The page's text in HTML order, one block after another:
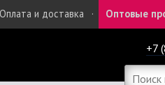
Оплата и доставка · Оптовые
+7